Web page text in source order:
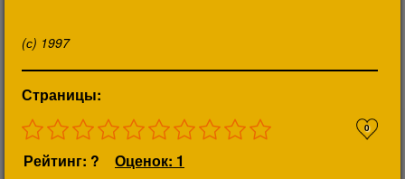
(с) 1997
Страницы:
0
Рейтинг: ? Оценок: 1